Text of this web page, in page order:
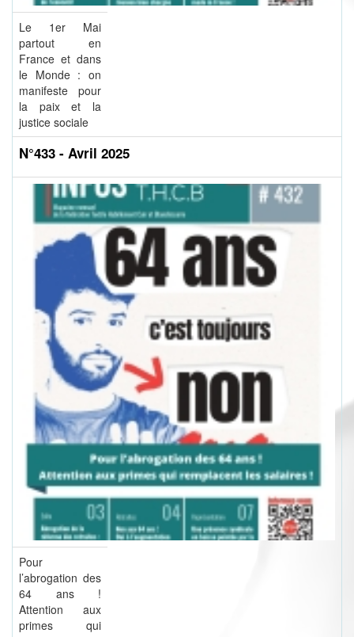
Le 1er Mai
partout en
France et dans
le Monde : on
manifeste pour
la paix et la
justice sociale
N°433 - Avril 2025
Pour
l’abrogation des
64 ans !
Attention aux
primes qui